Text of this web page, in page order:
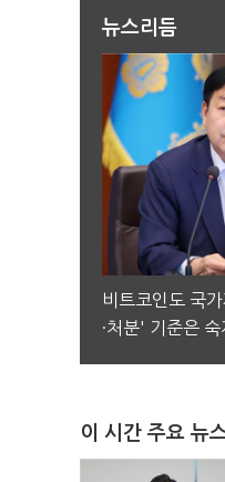
뉴스리듬
비트코인도 국
·처분' 기준은 숙
이 시간 주요 뉴